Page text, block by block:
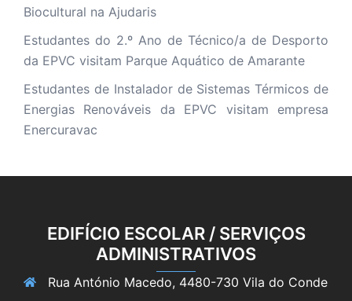
Biocultural na Ajudaris
Estudantes do 2.º Ano de Técnico/a de Desporto
da EPVC visitam Parque Aquático de Amarante
Estudantes de Instalador de Sistemas Térmicos de
Energias Renováveis da EPVC visitam empresa
Enercuravac
EDIFÍCIO ESCOLAR / SERVIÇOS
ADMINISTRATIVOS
Rua António Macedo, 4480-730 Vila do Conde